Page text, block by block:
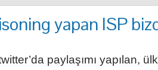
yapan ISP
paylaşımı yapılan,